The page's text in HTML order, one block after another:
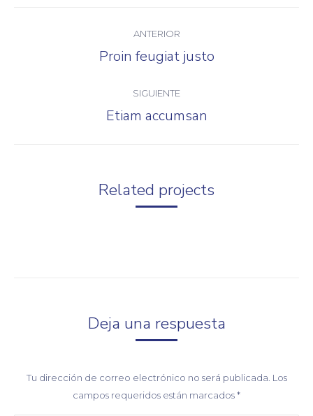
ANTERIOR
Proyecto
Proin feugiat justo
SIGUIENTE
Proyecto
Etiam accumsan
Related projects
Deja una respuesta
Tu dirección de correo electrónico no será publicada. Los
campos requeridos están marcados*